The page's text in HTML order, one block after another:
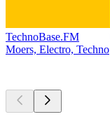
TechnoBase.FM
Moers, Electro, Techno